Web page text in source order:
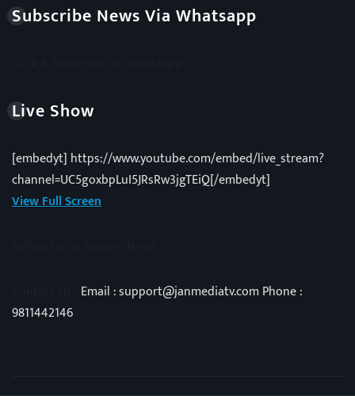
Subscribe News Via Whatsapp
Live Show
[embedyt] https://www.youtube.com/embed/live_stream?
channel=UC5goxbpLuI5JRsRw3jgTEiQ[/embedyt]
View Full Screen
Email : support@janmediatv.com Phone :
9811442146